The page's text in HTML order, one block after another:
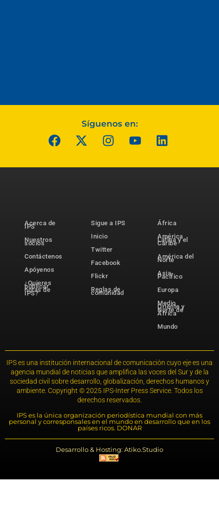
Síguenos en:
Acerca de
IPS
Nuestros
socios
Contáctenos
Apóyenos
¿Quieres
publicar
notas de
IPS?
Sigue a IPS
Inicio
Twitter
Facebook
Flickr
Reglas de
comunidad
África
América
Latina y el
Caribe
América del
Norte
Asia-
Pacífico
Europa
Medio
Oriente y
Norte de
África
Mundo
IPS es una institución internacional de comunicación cuyo eje es una
agencia mundial de noticias que amplifica las voces del Sur y de la
sociedad civil sobre desarrollo, globalización, derechos humanos y
ambiente. Copyright © 2025 IPS-Inter Press Service. Todos los
derechos reservados.
IPS es la única organización periodística mundial con más
personal y corresponsales en el mundo en desarrollo que en los
países ricos. DONAR
Desarrollo & Hosting: Atiko.Studio